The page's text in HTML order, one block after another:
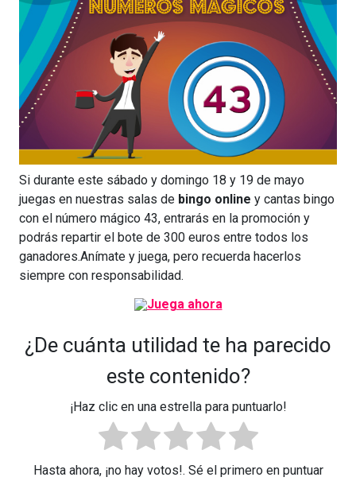
Si durante este sábado y domingo 18 y 19 de mayo
juegas en nuestras salas de bingo online y cantas bingo
con el número mágico 43, entrarás en la promoción y
podrás repartir el bote de 300 euros entre todos los
ganadores.Anímate y juega, pero recuerda hacerlos
siempre con responsabilidad.
¿De cuánta utilidad te ha parecido
este contenido?
¡Haz clic en una estrella para puntuarlo!
Hasta ahora, ¡no hay votos!. Sé el primero en puntuar